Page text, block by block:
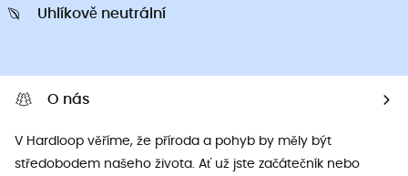
Uhlíkově neutrální
O nás
V Hardloop věříme, že příroda a pohyb by měly být
středobodem našeho života. Ať už jste začátečník nebo